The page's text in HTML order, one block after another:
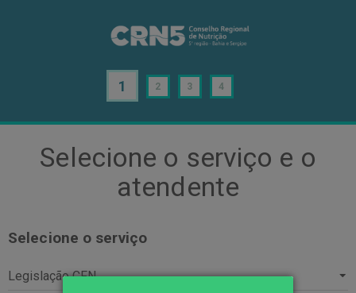
1 2 3 4
Selecione o serviço e o
atendente
Selecione o serviço